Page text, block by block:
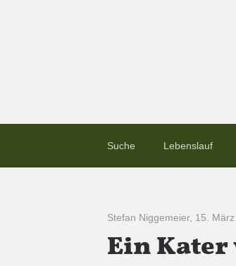
Suche Lebenslauf
Stefan Niggemeier, 15.
Ein Kater